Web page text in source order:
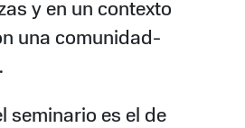
y en un contexto
una comunidad-
seminario es el de